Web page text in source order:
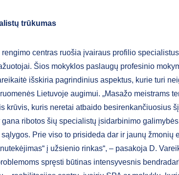
trūkumas
centras ruošia įvairaus profilio
Šios mokyklos paslaugų profesinio
išskiria pagrindinius aspektus, kurie turi
Lietuvoje augimui. „Masažo meistrams
krūvis, kuris neretai atbaido besirenkančiuosius
ribotos šių specialistų įsidarbinimo
Prie viso to prisideda dar ir jaunų žmonių
į užsienio rinkas“, – pasakoja D.
spręsti būtinas intensyvesnis